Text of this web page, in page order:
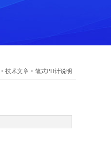
> 技术文章 > 笔式PH计说明